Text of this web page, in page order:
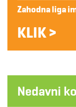
Zahodna liga
KLIK >
Nedavni